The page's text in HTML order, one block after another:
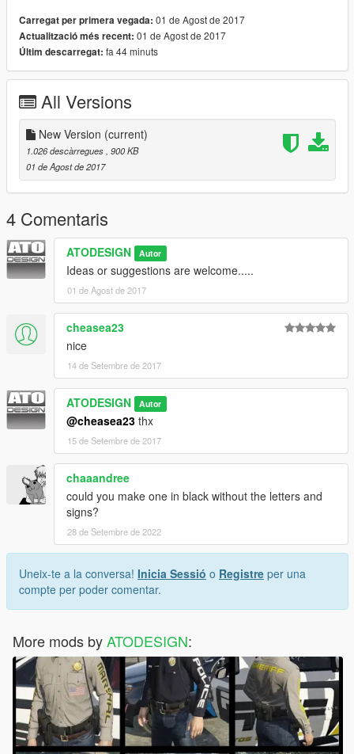
Carregat per primera vegada: 01 de Agost de 2017
Actualització més recent: 01 de Agost de 2017
Últim descarregat: fa 44 minuts
All Versions
New Version (current)
1.026 descàrregues , 900 KB
01 de Agost de 2017
4 Comentaris
ATODESIGN Autor
Ideas or suggestions are welcome.....
01 de Agost de 2017
cheasea23
nice
14 de Setembre de 2017
ATODESIGN Autor
@cheasea23 thx
15 de Setembre de 2017
chaaandree
could you make one in black without the letters and
signs?
28 de Setembre de 2022
Uneix-te a la conversa! Inicia Sessió o Registre per una
compte per poder comentar.
More mods byATODESIGN: